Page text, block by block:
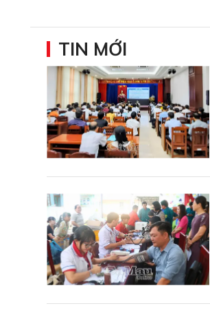
TIN MỚI